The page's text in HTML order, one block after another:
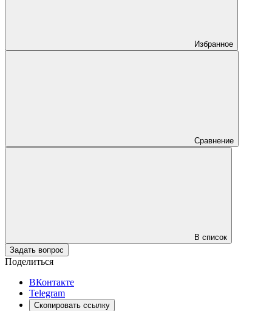
Избранное
Сравнение
В список
Задать вопрос
Поделиться
ВКонтакте
Telegram
Скопировать ссылку